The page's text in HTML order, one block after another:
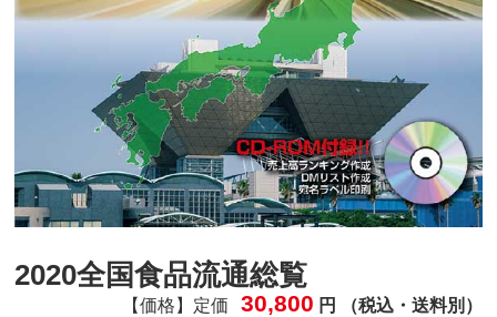
2020全国食品流通総覧
【価格】定価 30,800 円 （税込・送料別）